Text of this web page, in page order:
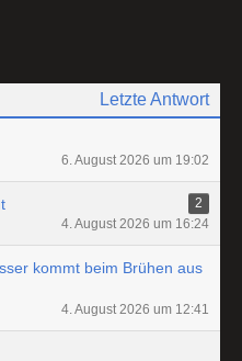
Letzte Antwort
6. August 2026 um 19:02
2
4. August 2026 um 16:24
kommt beim Brühen aus
4. August 2026 um 12:41